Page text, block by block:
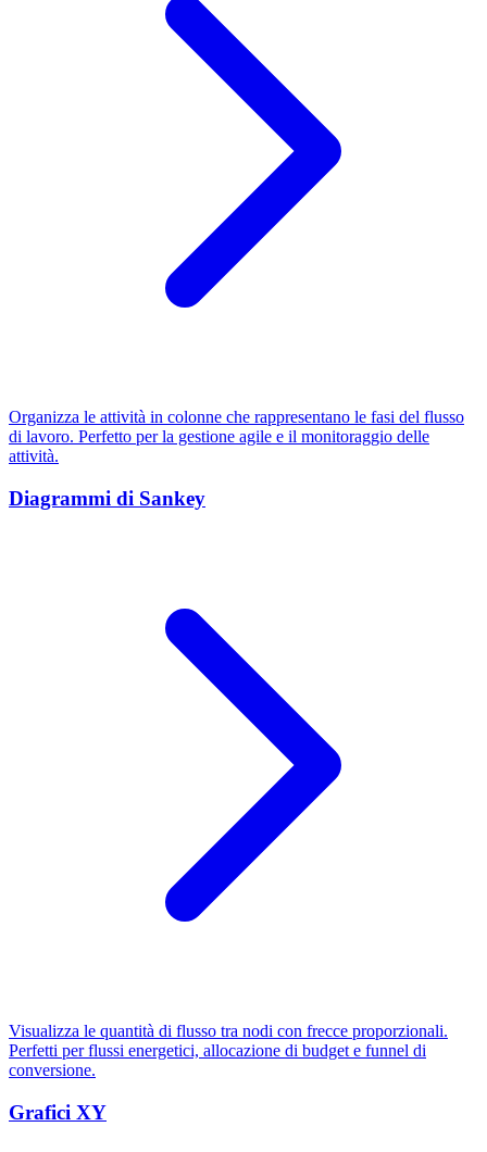
Organizza le attività in colonne che rappresentano le fasi del flusso
di lavoro. Perfetto per la gestione agile e il monitoraggio delle
attività.
Diagrammi di Sankey
Visualizza le quantità di flusso tra nodi con frecce proporzionali.
Perfetti per flussi energetici, allocazione di budget e funnel di
conversione.
Grafici XY